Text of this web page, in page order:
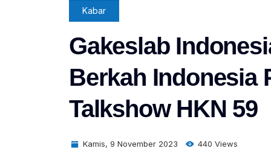
Kabar
Gakeslab
Berkah Indonesia
Talkshow HKN 59
Kamis, 9 November 2023 440 Views